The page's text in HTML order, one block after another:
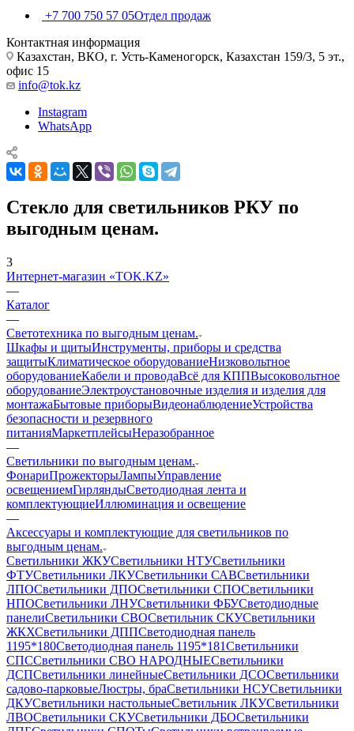
+7 700 750 57 05Отдел продаж
Контактная информация
Казахстан, ВКО, г. Усть-Каменогорск, Казахстан 159/3, 5 эт.,
офис 15
info@tok.kz
Instagram
WhatsApp
Стекло для светильников РКУ по
выгодным ценам.
3
Интернет-магазин «TOK.KZ»
—
Каталог
—
Светотехника по выгодным ценам.
Шкафы и щитыИнструменты, приборы и средства
защитыКлиматическое оборудованиеНизковольтное
оборудованиеКабели и проводаВсё для КППВысоковольтное
оборудованиеЭлектроустановочные изделия и изделия для
монтажаБытовые приборыВидеонаблюдениеУстройства
безопасности и резервного
питанияМаркетплейсыНеразобранное
—
Светильники по выгодным ценам.
ФонариПрожекторыЛампыУправление
освещениемГирляндыСветодиодная лента и
комплектующиеИллюминация и освещение
—
Аксессуары и комплектующие для светильников по
выгодным ценам.
Светильники ЖКУСветильники НТУСветильники
ФТУСветильники ЛКУСветильники САВСветильники
ЛПОСветильники ДПОСветильники СПОСветильники
НПОСветильники ЛНУСветильники ФБУСветодиодные
панелиСветильники СВОСветильник СКУСветильники
ЖКХСветильники ДППСветодиодная панель
1195*180Светодиодная панель 1195*181Светильники
СПССветильники СВО НАРОДНЫЕСветильники
ДСПСветильники линейныеСветильники ДСОСветильники
садово-парковыеЛюстры, браСветильники НСУСветильники
ДКУСветильники настольныеСветильник ЛКУСветильники
ЛВОСветильники СКУСветильники ДБОСветильники